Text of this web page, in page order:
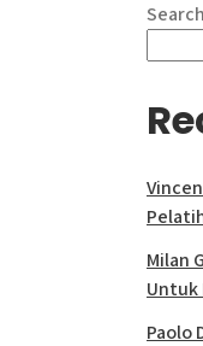
Search
Milan
Untuk
Paolo